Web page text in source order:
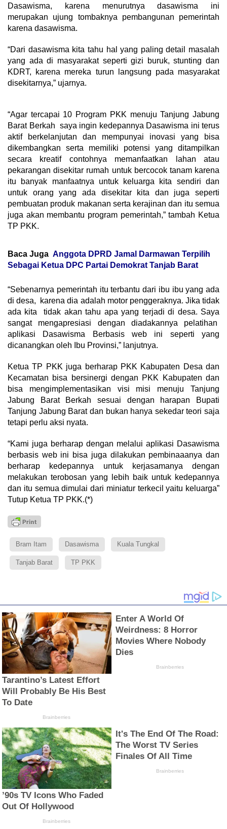
Dasawisma, karena menurutnya dasawisma ini
merupakan ujung tombaknya pembangunan pemerintah
karena dasawisma.
“Dari dasawisma kita tahu hal yang paling detail masalah
yang ada di masyarakat seperti gizi buruk, stunting dan
KDRT, karena mereka turun langsung pada masyarakat
disekitarnya,” ujarnya.
“Agar tercapai 10 Program PKK menuju Tanjung Jabung
Barat Berkah saya ingin kedepannya Dasawisma ini terus
aktif berkelanjutan dan mempunyai inovasi yang bisa
dikembangkan serta memiliki potensi yang ditampilkan
secara kreatif contohnya memanfaatkan lahan atau
pekarangan disekitar rumah untuk bercocok tanam karena
itu banyak manfaatnya untuk keluarga kita sendiri dan
untuk orang yang ada disekitar kita dan juga seperti
pembuatan produk makanan serta kerajinan dan itu semua
juga akan membantu program pemerintah,” tambah Ketua
TP PKK.
Baca Juga Anggota DPRD Jamal Darmawan Terpilih
Sebagai Ketua DPC Partai Demokrat Tanjab Barat
“Sebenarnya pemerintah itu terbantu dari ibu ibu yang ada
di desa, karena dia adalah motor penggeraknya. Jika tidak
ada kita tidak akan tahu apa yang terjadi di desa. Saya
sangat mengapresiasi dengan diadakannya pelatihan
aplikasi Dasawisma Berbasis web ini seperti yang
dicanangkan oleh Ibu Provinsi,” lanjutnya.
Ketua TP PKK juga berharap PKK Kabupaten Desa dan
Kecamatan bisa bersinergi dengan PKK Kabupaten dan
bisa mengimplementasikan visi misi menuju Tanjung
Jabung Barat Berkah sesuai dengan harapan Bupati
Tanjung Jabung Barat dan bukan hanya sekedar teori saja
tetapi perlu aksi nyata.
“Kami juga berharap dengan melalui aplikasi Dasawisma
berbasis web ini bisa juga dilakukan pembinaaanya dan
berharap kedepannya untuk kerjasamanya dengan
melakukan terobosan yang lebih baik untuk kedepannya
dan itu semua dimulai dari miniatur terkecil yaitu keluarga”
Tutup Ketua TP PKK.(*)
Bram Itam Dasawisma Kuala Tungkal
Tanjab Barat TP PKK